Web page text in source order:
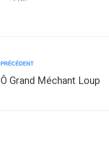
PRÉCÉDENT
Ô Grand Méchant Loup